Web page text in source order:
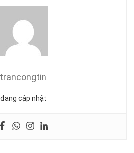
trancongtin
đang cập nhật